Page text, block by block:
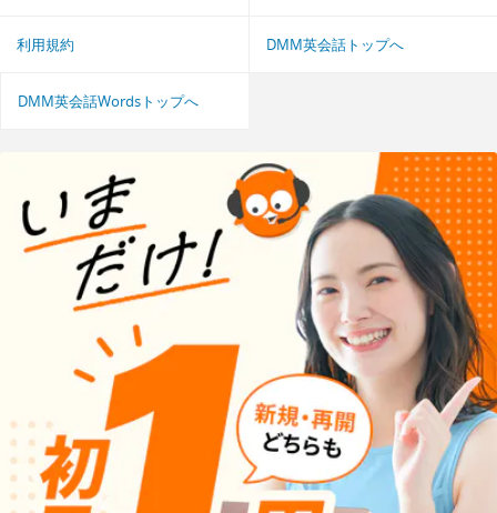
利用規約 DMM英会話トップへ
DMM英会話Wordsトップへ